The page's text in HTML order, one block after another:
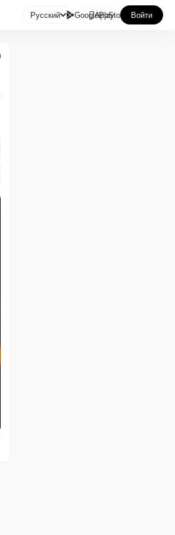
Русский GooglePlay
AppStore Войти